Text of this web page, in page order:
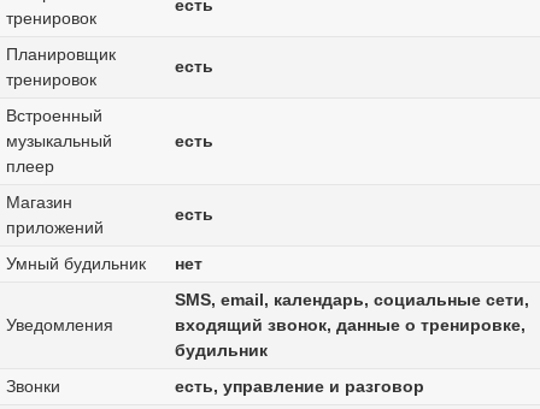
тренировок
есть
Планировщик
тренировок
есть
Встроенный
музыкальный
плеер
есть
Магазин
приложений
есть
Умный будильник нет
Уведомления
SMS, email, календарь, социальные сети,
входящий звонок, данные о тренировке,
будильник
Звонки
есть, управление и разговор